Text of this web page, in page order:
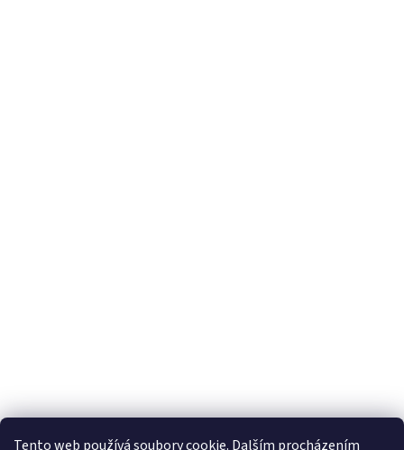
Tento web používá soubory cookie. Dalším procházením